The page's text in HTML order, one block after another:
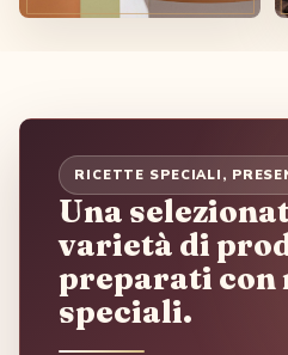
RICETTE SPECIALI,
Una
varietà di
preparati con
speciali.